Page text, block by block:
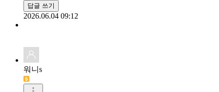
답글 쓰기
2026.06.04 09:12
워니s